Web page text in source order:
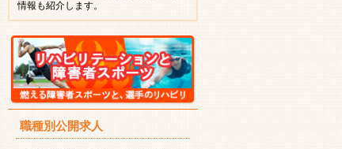
情報も紹介します。
職種別公開求人